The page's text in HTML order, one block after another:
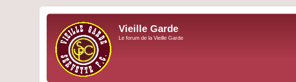
Vieille Garde
Le forum de la Vieille Garde